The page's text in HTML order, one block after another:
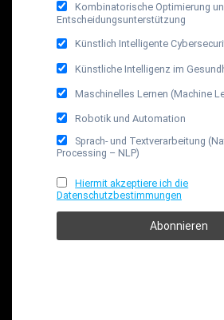
Kombinatorische Optimierung
Entscheidungsunterstützung
Künstlich Intelligente
Künstliche Intelligenz im
Maschinelles Lernen (Machine
Robotik und Automation
Sprach- und Textverarbeitung
Processing – NLP)
Hiermit akzeptiere ich die
Datenschutzbestimmungen